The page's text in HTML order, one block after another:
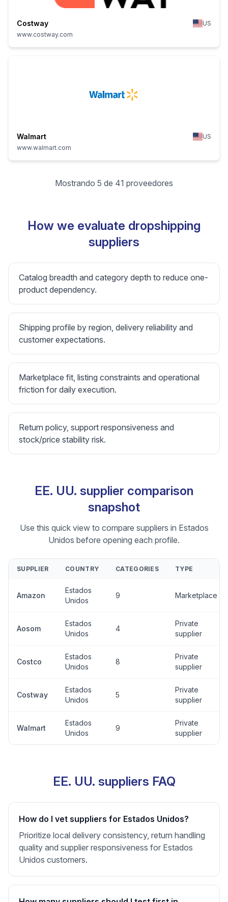
Costway
US
www.costway.com
Walmart
US
www.walmart.com
Mostrando 5 de 41 proveedores
How we evaluate dropshipping
suppliers
Catalog breadth and category depth to reduce one-
product dependency.
Shipping profile by region, delivery reliability and
customer expectations.
Marketplace fit, listing constraints and operational
friction for daily execution.
Return policy, support responsiveness and
stock/price stability risk.
EE. UU. supplier comparison
snapshot
Use this quick view to compare suppliers in Estados
Unidos before opening each profile.
SUPPLIER COUNTRY CATEGORIES TYPE
Amazon
Estados
Unidos
9 Marketplace
Aosom
Estados
Unidos
4
Private
supplier
Costco
Estados
Unidos
8
Private
supplier
Costway
Estados
Unidos
5
Private
supplier
Walmart
Estados
Unidos
9
Private
supplier
EE. UU. suppliers FAQ
How do I vet suppliers for Estados Unidos?
Prioritize local delivery consistency, return handling
quality and supplier responsiveness for Estados
Unidos customers.